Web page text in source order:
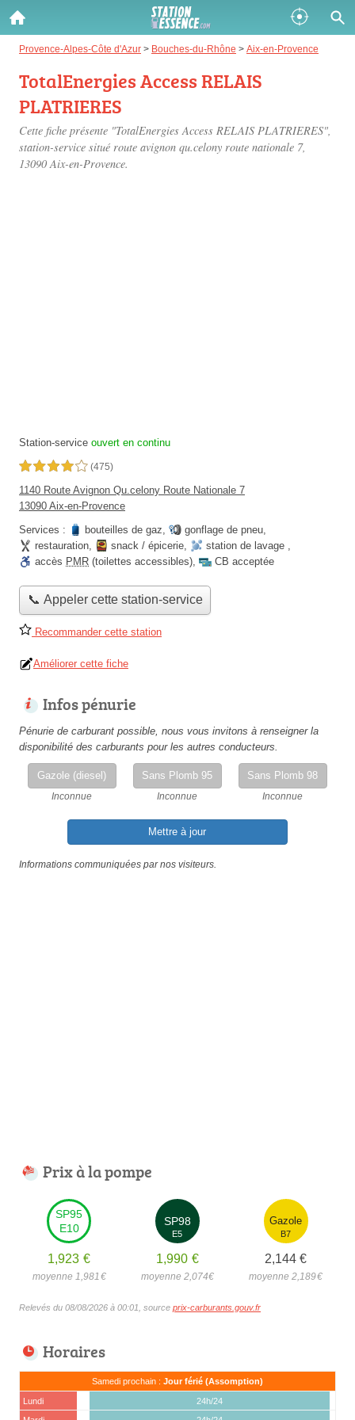
Provence-Alpes-Côte d'Azur > Bouches-du-Rhône > Aix-en-Provence
TotalEnergies Access RELAIS
PLATRIERES
Cette fiche présente "TotalEnergies Access RELAIS PLATRIERES",
station-service situé route avignon qu.celony route nationale 7,
13090 Aix-en-Provence.
Station-service ouvert en continu
4,0 étoiles sur 5 (475)
1140 Route Avignon Qu.celony Route Nationale 7
13090 Aix-en-Provence
Services :
bouteilles de gaz, gonflage de pneu,
restauration, snack / épicerie, station de lavage ,
accès PMR (toilettes accessibles), CB acceptée
📞 Appeler cette station-service
Recommander cette station
Améliorer cette fiche
Infos pénurie
Pénurie de carburant possible, nous vous invitons à renseigner la
disponibilité des carburants pour les autres conducteurs.
Gazole (diesel)
Inconnue
Sans Plomb 95
Inconnue
Sans Plomb 98
Inconnue
Mettre à jour
Informations communiquées par nos visiteurs.
Prix à la pompe
SP95
E10
1,923 €
moyenne 1,981 €
SP98
E5
1,990 €
moyenne 2,074€
Gazole
B7
2,144 €
moyenne 2,189€
Relevés du 08/08/2026 à 00:01, source prix-carburants.gouv.fr
Horaires
Samedi prochain : Jour férié (Assomption)
Lundi
24h/24
Gazole :
Disponible Épuisé
SP 98 :
Disponible Épuisé